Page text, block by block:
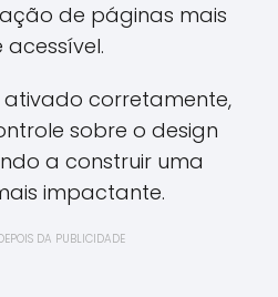
de páginas mais
ativado corretamente,
sobre o design
a construir uma
impactante.
DA PUBLICIDADE